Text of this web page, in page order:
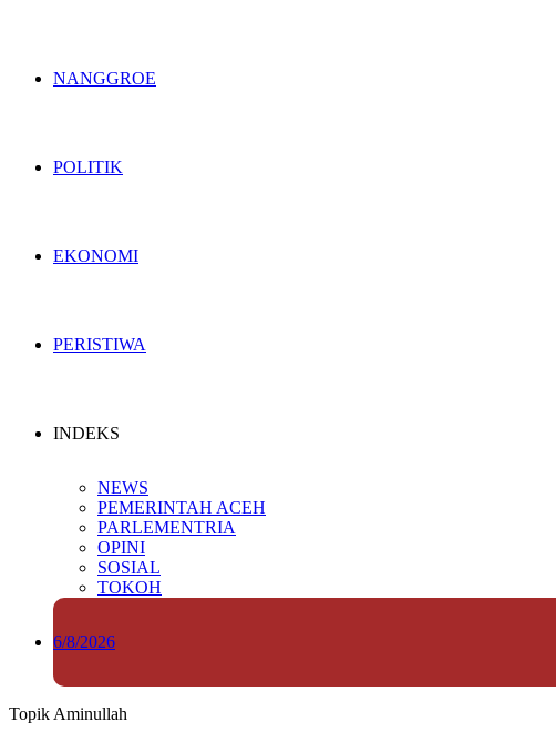
NANGGROE
POLITIK
EKONOMI
PERISTIWA
INDEKS
NEWS
PEMERINTAH ACEH
PARLEMENTRIA
OPINI
SOSIAL
TOKOH
6/8/2026
Topik Aminullah